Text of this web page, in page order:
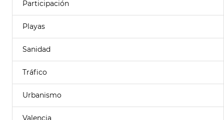
Participación
Playas
Sanidad
Tráfico
Urbanismo
Valencia